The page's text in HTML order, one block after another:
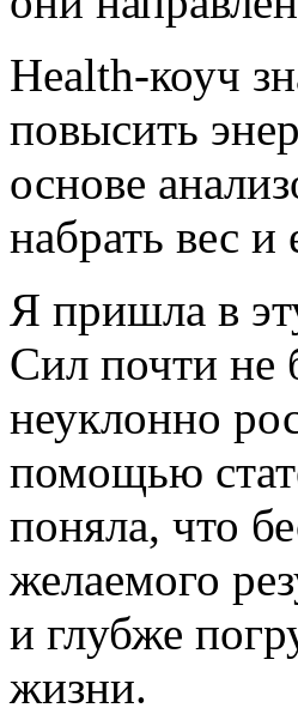
Health-коуч
повысить
основе
набрать вес
Я пришла в
Сил почти не
неуклонно
помощью
поняла, что
желаемого
и глубже
жизни.